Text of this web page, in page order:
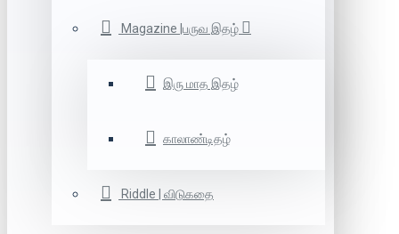
Magazine |பருவ இதழ்
இரு மாத இதழ்
காலாண்டிதழ்
Riddle | விடுகதை